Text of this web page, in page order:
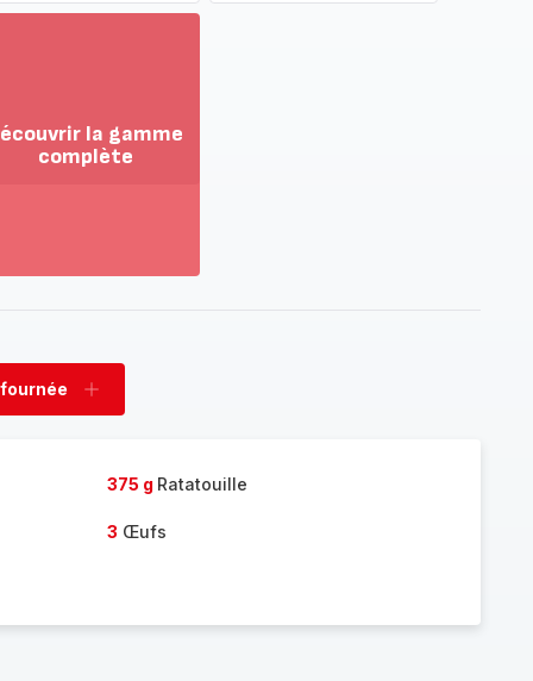
la gamme
complète
fournée
Ajouter
375 g Ratatouille
3 Œufs